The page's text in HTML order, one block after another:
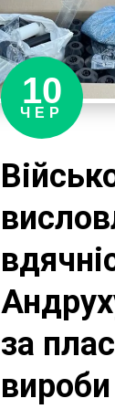
10
ЧЕР
за